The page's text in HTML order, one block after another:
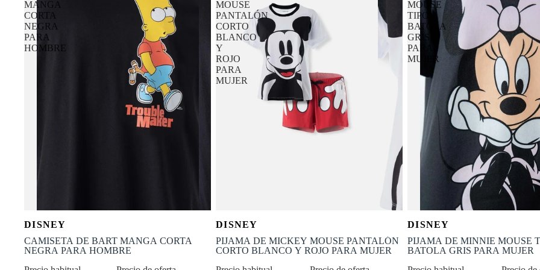
MANGA
CORTA
NEGRA
PARA
HOMBRE
-50% OFF
XS S M L XL
DISNEY
CAMISETA DE BART MANGA CORTA
NEGRA PARA HOMBRE
MOUSE
PANTALÓN
CORTO
BLANCO
Y
ROJO
PARA
MUJER
-30% OFF
XS S M L XL
DISNEY
PIJAMA DE MICKEY MOUSE PANTALÓN
CORTO BLANCO Y ROJO PARA MUJER
MOUSE
TIPO
BATOLA
GRIS
PARA
MUJER
-50% OFF
XS S M L
DISNEY
PIJAMA DE MINNIE MOUSE
BATOLA GRIS PARA MUJER